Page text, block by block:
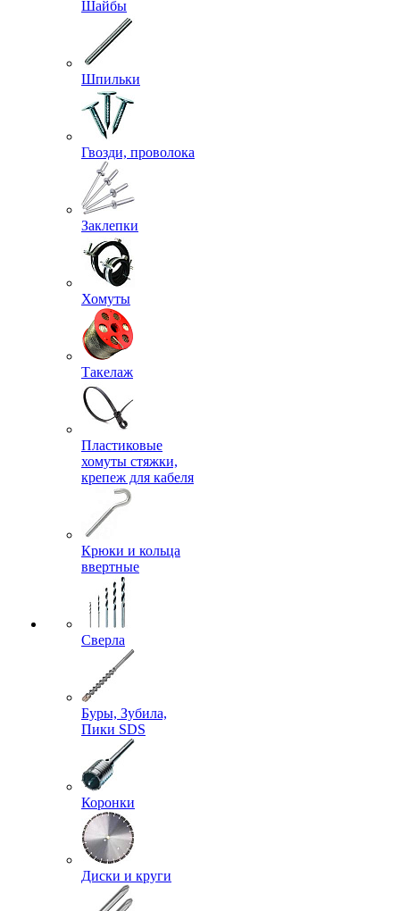
Шайбы
Шпильки
Гвозди, проволока
Заклепки
Хомуты
Такелаж
Пластиковые
хомуты стяжки,
крепеж для кабеля
Крюки и кольца
ввертные
Сверла
Буры, Зубила,
Пики SDS
Коронки
Диски и круги